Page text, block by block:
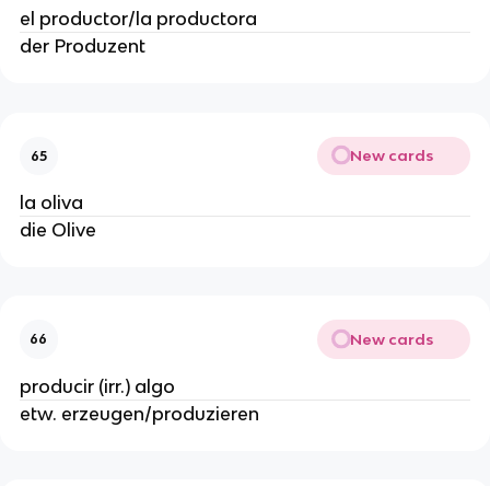
el productor/la productora
der Produzent
65 New cards
la oliva
die Olive
66 New cards
producir (irr.) algo
etw. erzeugen/produzieren